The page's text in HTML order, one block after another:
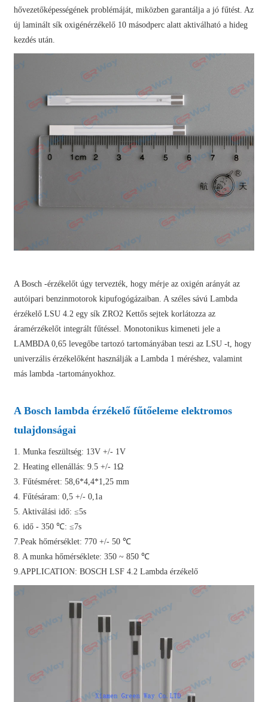
hővezetőképességének problémáját, miközben garantálja a jó fűtést. Az
új laminált sík oxigénérzékelő 10 másodperc alatt aktiválható a hideg
kezdés után.
A Bosch -érzékelőt úgy tervezték, hogy mérje az oxigén arányát az
autóipari benzinmotorok kipufogógázaiban. A széles sávú Lambda
érzékelő LSU 4.2 egy sík ZRO2 Kettős sejtek korlátozza az
áramérzékelőt integrált fűtéssel. Monotonikus kimeneti jele a
LAMBDA 0,65 levegőbe tartozó tartományában teszi az LSU -t, hogy
univerzális érzékelőként használják a Lambda 1 méréshez, valamint
más lambda -tartományokhoz.
A Bosch lambda érzékelő fűtőeleme elektromos
tulajdonságai
1. Munka feszültség: 13V +/- 1V
2. Heating ellenállás: 9.5 +/- 1Ω
3. Fűtésméret: 58,6*4,4*1,25 mm
4. Fűtésáram: 0,5 +/- 0,1a
5. Aktiválási idő: ≤5s
6. idő - 350 ℃: ≤7s
7.Peak hőmérséklet: 770 +/- 50 ℃
8. A munka hőmérséklete: 350 ~ 850 ℃
9.APPLICATION: BOSCH LSF 4.2 Lambda érzékelő